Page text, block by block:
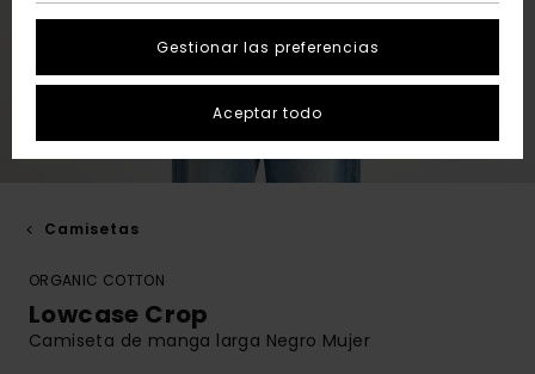
Camisetas
ORGANIC COTTON
Lowcase Crop
Camiseta de manga larga Negro Mujer
Gestionar las preferencias
Aceptar todo